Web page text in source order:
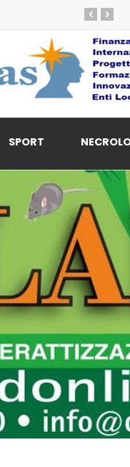
›
‹
SPORT